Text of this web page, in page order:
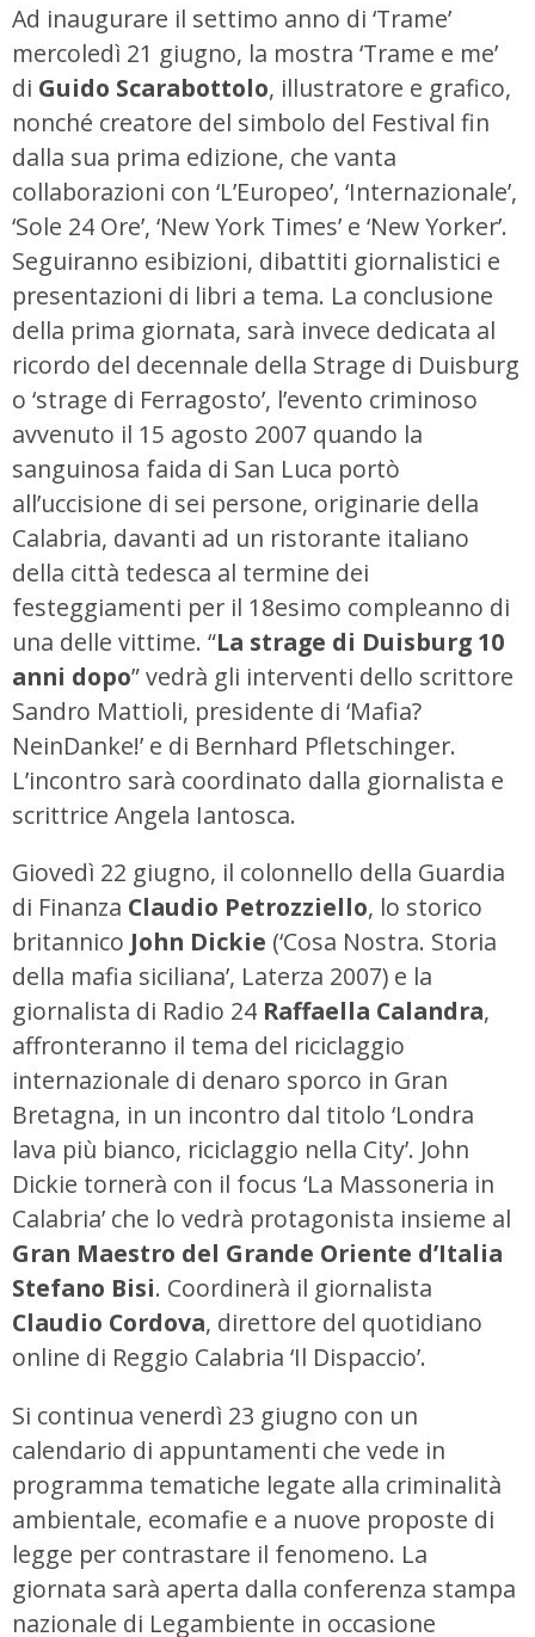
Ad inaugurare il settimo anno di ‘Trame’
mercoledì 21 giugno, la mostra ‘Trame e me’
di Guido Scarabottolo, illustratore e grafico,
nonché creatore del simbolo del Festival fin
dalla sua prima edizione, che vanta
collaborazioni con ‘L’Europeo’, ‘Internazionale’,
‘Sole 24 Ore’, ‘New York Times’ e ‘New Yorker’.
Seguiranno esibizioni, dibattiti giornalistici e
presentazioni di libri a tema. La conclusione
della prima giornata, sarà invece dedicata al
ricordo del decennale della Strage di Duisburg
o ‘strage di Ferragosto’, l’evento criminoso
avvenuto il 15 agosto 2007 quando la
sanguinosa faida di San Luca portò
all’uccisione di sei persone, originarie della
Calabria, davanti ad un ristorante italiano
della città tedesca al termine dei
festeggiamenti per il 18esimo compleanno di
una delle vittime. “La strage di Duisburg 10
anni dopo” vedrà gli interventi dello scrittore
Sandro Mattioli, presidente di ‘Mafia?
NeinDanke!’ e di Bernhard Pfletschinger.
L’incontro sarà coordinato dalla giornalista e
scrittrice Angela Iantosca.
Giovedì 22 giugno, il colonnello della Guardia
di Finanza Claudio Petrozziello, lo storico
britannico John Dickie (‘Cosa Nostra. Storia
della mafia siciliana’, Laterza 2007) e la
giornalista di Radio 24 Raffaella Calandra,
affronteranno il tema del riciclaggio
internazionale di denaro sporco in Gran
Bretagna, in un incontro dal titolo ‘Londra
lava più bianco, riciclaggio nella City’. John
Dickie tornerà con il focus ‘La Massoneria in
Calabria’ che lo vedrà protagonista insieme al
Gran Maestro del Grande Oriente d’Italia
Stefano Bisi. Coordinerà il giornalista
Claudio Cordova, direttore del quotidiano
online di Reggio Calabria ‘Il Dispaccio’.
Si continua venerdì 23 giugno con un
calendario di appuntamenti che vede in
programma tematiche legate alla criminalità
ambientale, ecomafie e a nuove proposte di
legge per contrastare il fenomeno. La
giornata sarà aperta dalla conferenza stampa
nazionale di Legambiente in occasione